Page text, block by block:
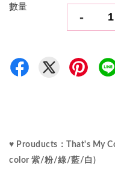
數量
-
♥ Prouducts：That's My
color 紫/粉/綠/藍/白)